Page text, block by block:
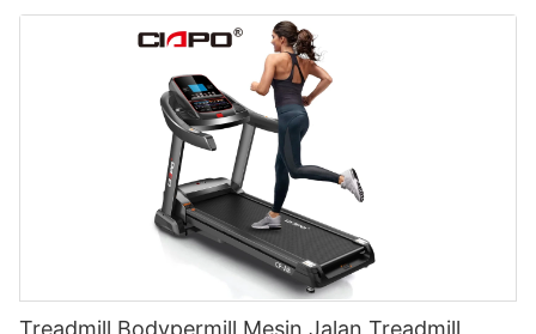
Treadmill Bodypermill Mesin Jalan Treadmill